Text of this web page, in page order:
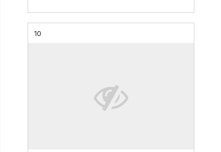
Résultat n°
10